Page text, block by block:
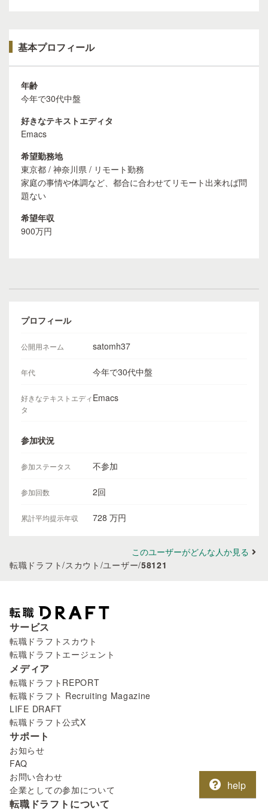
基本プロフィール
年齢
今年で30代中盤
好きなテキストエディタ
Emacs
希望勤務地
東京都 / 神奈川県 / リモート勤務
家庭の事情や体調など、都合に合わせてリモート出来れば問
題ない
希望年収
900万円
プロフィール
公開用ネーム satomh37
年代 今年で30代中盤
好きなテキストエディ
タ
Emacs
参加状況
参加ステータス 不参加
参加回数 2回
累計平均提示年収 728 万円
このユーザーがどんな人か見る
転職ドラフト/スカウト /ユーザー/58121
サービス
転職ドラフトスカウト
転職ドラフトエージェント
メディア
転職ドラフトREPORT
転職ドラフト Recruiting Magazine
LIFE DRAFT
転職ドラフト公式X
サポート
お知らせ
FAQ
お問い合わせ
企業としての参加について
転職ドラフトについて
help